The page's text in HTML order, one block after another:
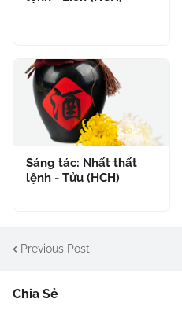
Sáng tác: Nhất thất
lệnh - Tửu (HCH)
Previous Post
Chia Sẻ